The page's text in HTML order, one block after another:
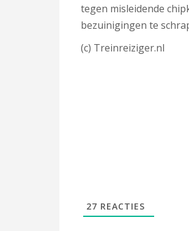
tegen misleidende
bezuinigingen te
(c) Treinreiziger.nl
27 REACTIES